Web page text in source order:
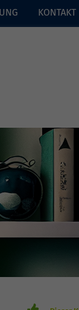
KONTAKT